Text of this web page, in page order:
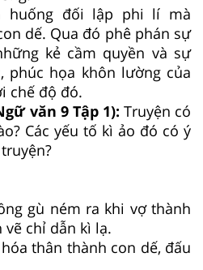
huống đối lập phi lí mà
dế. Qua đó phê phán sự
kẻ cầm quyền và sự
phúc họa khôn lường của
chế độ đó.
văn 9 Tập 1): Truyện có
Các yếu tố kì ảo đó có ý
gù ném ra khi vợ thành
chỉ dẫn kì lạ.
thân thành con dế, đấu